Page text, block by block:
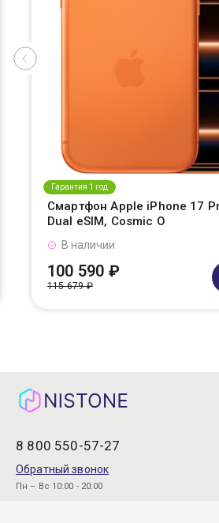
Гарантия 1 год
Смартфон Apple iPhone 17
Dual eSIM, Cosmic O
В наличии
100 590 ₽
115 679 ₽
8 800 550-57-27
Обратный звонок
Пн – Вс 10:00 - 20:00